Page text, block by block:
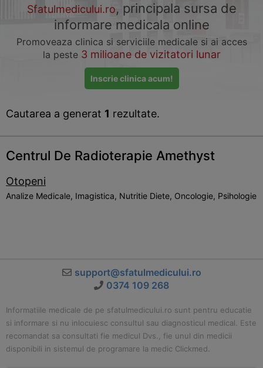
Sfatulmedicului.ro, principala sursa de
informare medicala online
Promoveaza clinica si serviciile medicale si ai acces
la peste 3 milioane de vizitatori lunar
Inscrie clinica acum!
Cautarea a generat 1 rezultate.
Centrul De Radioterapie Amethyst
Otopeni
Analize Medicale, Imagistica, Nutritie Diete, Oncologie, Psihologie
support@sfatulmedicului.ro
0374 109 268
Informatiile medicale de pe sfatulmedicului.ro sunt pentru educatie
si informare si nu inlocuiesc consultul sau diagnosticul medical. Este
recomandat sa consultati fie medicul Dvs., fie unul din medicii
disponibili in sistemul de programare la medic Clickmed.